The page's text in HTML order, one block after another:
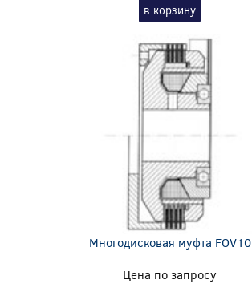
в корзину
Многодисковая муфта FOV10
Цена по запросу